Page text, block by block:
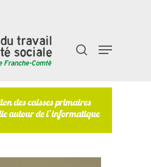
ou "échap" pour
des caisses primaires
autour de l’informatique